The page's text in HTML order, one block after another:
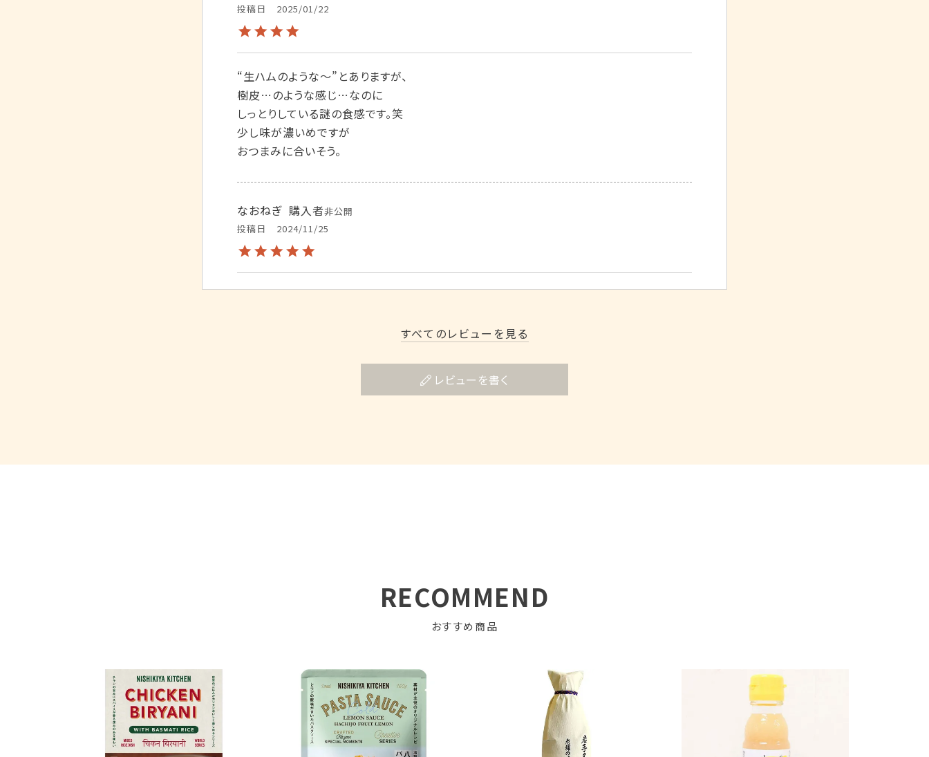
投稿日
2025/01/22
“生ハムのような〜”とありますが、
樹皮…のような感じ…なのに
しっとりしている謎の食感です。笑
少し味が濃いめですが
おつまみに合いそう。
なおねぎ 購入者非公開
投稿日
2024/11/25
テレビで紹介されていたのを見て購入しました。
2019/10/20
すべてのレビューを見る
レビューを書く
RECOMMEND
おすすめ商品